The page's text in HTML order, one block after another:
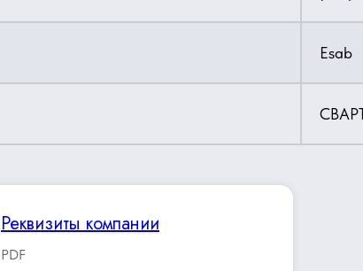
Esab
Реквизиты компании
PDF